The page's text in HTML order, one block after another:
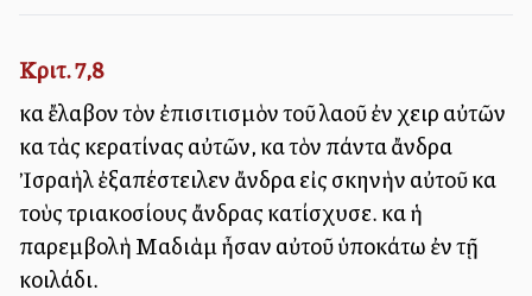
Κριτ. 7,8
καὶ ἔλαβον τὸν ἐπισιτισμὸν τοῦ λαοῦ ἐν χειρὶ αὐτῶν
καὶ τὰς κερατίνας αὐτῶν, καὶ τὸν πάντα ἄνδρα
Ἰσραὴλ ἐξαπέστειλεν ἄνδρα εἰς σκηνὴν αὐτοῦ καὶ
τοὺς τριακοσίους ἄνδρας κατίσχυσε. καὶ ἡ
παρεμβολὴ Μαδιὰμ ἦσαν αὐτοῦ ὑποκάτω ἐν τῇ
κοιλάδι.